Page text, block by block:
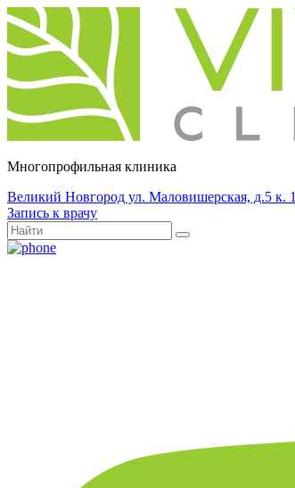
Многопрофильная клиника
Великий Новгород ул. Маловишерская, д.5 к. 1
Запись к врачу